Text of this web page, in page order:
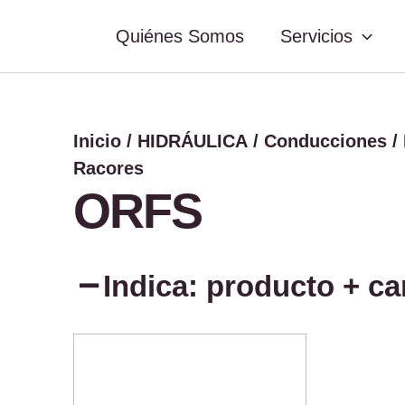
Quiénes Somos Servicios
Inicio/ HIDRÁULICA/ Conducciones/
Racores
ORFS
Indica: producto +
cantidad